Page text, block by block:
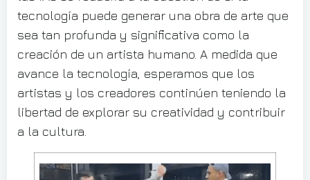
tecnología puede generar una obra de arte que
sea tan profunda y significativa como la
creación de un artista humano. A medida que
avance la tecnología, esperamos que los
artistas y los creadores continúen teniendo la
libertad de explorar su creatividad y contribuir
a la cultura.